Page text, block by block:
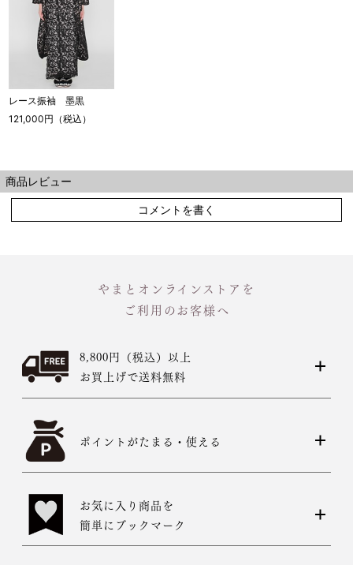
レース振袖 墨黒
121,000円（税込）
商品レビュー
コメントを書く
やまとオンラインストアを
ご利用のお客様へ
8,800円（税込）以上
お買上げで送料無料
ポイントがたまる・使える
お気に入り商品を
簡単にブックマーク